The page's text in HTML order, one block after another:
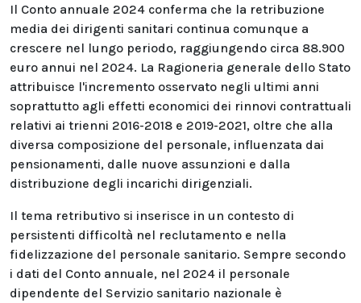
Il Conto annuale 2024 conferma che la retribuzione
media dei dirigenti sanitari continua comunque a
crescere nel lungo periodo, raggiungendo circa 88.900
euro annui nel 2024. La Ragioneria generale dello Stato
attribuisce l'incremento osservato negli ultimi anni
soprattutto agli effetti economici dei rinnovi contrattuali
relativi ai trienni 2016-2018 e 2019-2021, oltre che alla
diversa composizione del personale, influenzata dai
pensionamenti, dalle nuove assunzioni e dalla
distribuzione degli incarichi dirigenziali.
Il tema retributivo si inserisce in un contesto di
persistenti difficoltà nel reclutamento e nella
fidelizzazione del personale sanitario. Sempre secondo
i dati del Conto annuale, nel 2024 il personale
dipendente del Servizio sanitario nazionale è